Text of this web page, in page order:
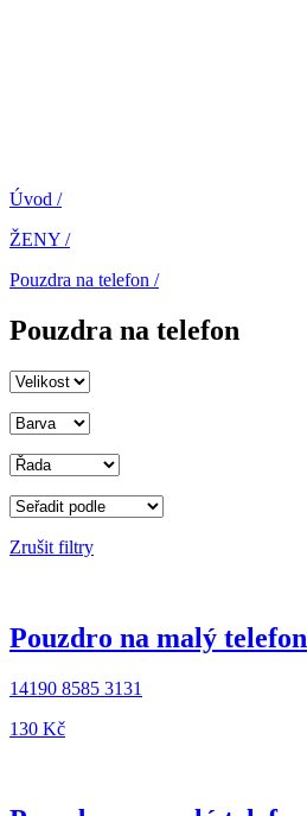
Úvod /
ŽENY /
Pouzdra na telefon /
Pouzdra na telefon
Zrušit filtry
Pouzdro na malý telefon
14190 8585 3131
130 ‎Kč